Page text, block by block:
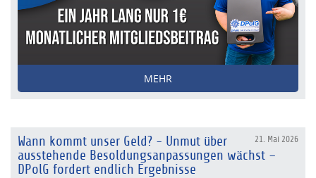
MEHR
21. Mai 2026
Wann kommt unser Geld? - Unmut über
ausstehende Besoldungsanpassungen wächst –
DPolG fordert endlich Ergebnisse